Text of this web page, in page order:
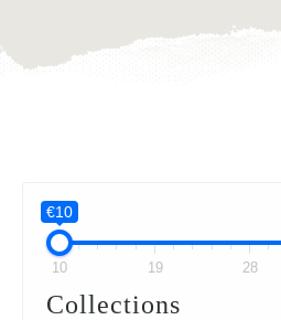
€10
10 19 28
Collections